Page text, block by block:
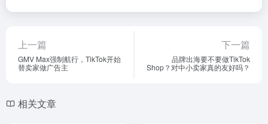
上一篇
GMV Max强制航行，TikTok开始
替卖家做广告主
下一篇
品牌出海要不要做TikTok
Shop？对中小卖家真的友好吗？
相关文章